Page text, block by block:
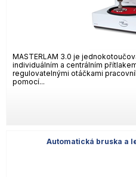
MASTERLAM 3.0 je
individuálním a centrálním
regulovatelnými otáčkami
pomocí...
Automatická bruska a